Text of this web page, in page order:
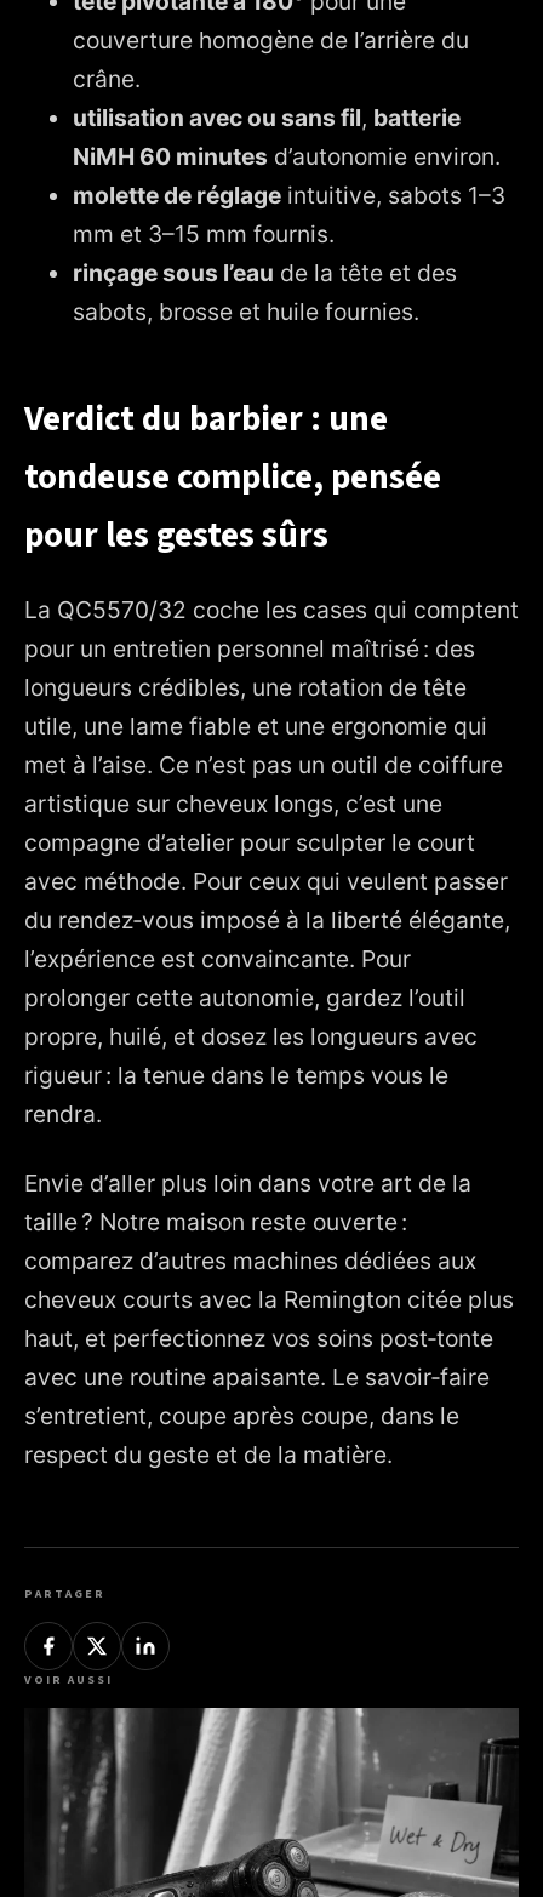
couverture homogène de l’arrière du
crâne.
utilisation avec ou sans fil, batterie
NiMH 60 minutes d’autonomie environ.
molette de réglage intuitive, sabots 1–3
mm et 3–15 mm fournis.
rinçage sous l’eau de la tête et des
sabots, brosse et huile fournies.
Verdict du barbier : une
tondeuse complice, pensée
pour les gestes sûrs
La QC5570/32 coche les cases qui comptent
pour un entretien personnel maîtrisé : des
longueurs crédibles, une rotation de tête
utile, une lame fiable et une ergonomie qui
met à l’aise. Ce n’est pas un outil de coiffure
artistique sur cheveux longs, c’est une
compagne d’atelier pour sculpter le court
avec méthode. Pour ceux qui veulent passer
du rendez‑vous imposé à la liberté élégante,
l’expérience est convaincante. Pour
prolonger cette autonomie, gardez l’outil
propre, huilé, et dosez les longueurs avec
rigueur : la tenue dans le temps vous le
rendra.
Envie d’aller plus loin dans votre art de la
taille ? Notre maison reste ouverte :
comparez d’autres machines dédiées aux
cheveux courts avec la Remington citée plus
haut, et perfectionnez vos soins post‑tonte
avec une routine apaisante. Le savoir‑faire
s’entretient, coupe après coupe, dans le
respect du geste et de la matière.
PARTAGER
VOIR AUSSI